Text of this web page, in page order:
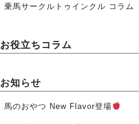
乗馬サークルトゥインクル コラム
お役立ちコラム
お知らせ
馬のおやつ New Flavor登場